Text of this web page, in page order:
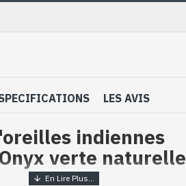
LES AVIS
indiennes
verte naturelle